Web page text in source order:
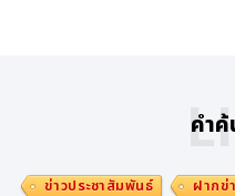
ญของแพลตฟอร์มหุ่นยนต์
ดยเนื้อหาตอนล่าสุดของซี
คำ
ข่าวประชาสัมพันธ์ ฝากข่